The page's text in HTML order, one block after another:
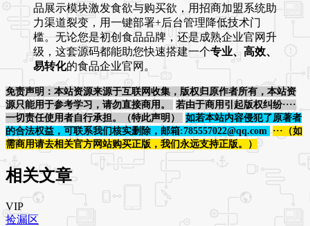
品展示模块激发食欲与购买欲，用招商加盟系统助
力渠道裂变，用一键部署+后台管理降低技术门
槛。无论您是初创食品品牌，还是成熟企业官网升
级，这套源码都能助您快速搭建一个专业、高效、
易转化的食品企业官网。
免责声明：本站资源来源于互联网收集，版权归原作者所有，本站资
源只能用于参考学习，请勿直接商用。
若由于商用引起版权纠纷····
一切责任使用者自行承担。（特此声明）
如若本站内容侵犯了原著者
的合法权益，可联系我们核实删除，邮箱:785557022@qq.com
···（如
需商用请去相关官方网站购买正版，我们永远支持正版。）
相关文章
VIP
捡漏区